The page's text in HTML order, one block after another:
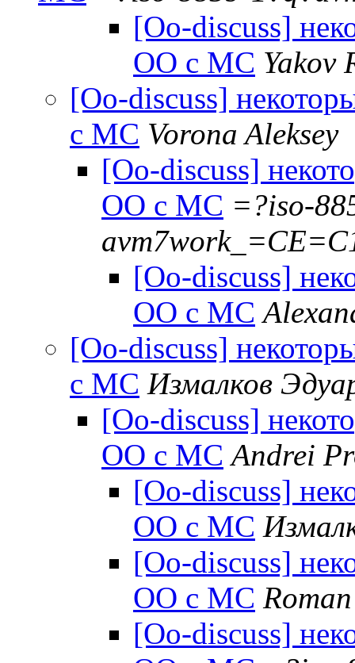
[Oo-discuss]
ОО с МС Yakov
[Oo-discuss]
с МС Vorona Aleksey
[Oo-discuss]
ОО с МС =?iso-
[Oo-discuss]
ОО с МС
[Oo-discuss]
с МС Измалков
[Oo-discuss]
ОО с МС Andrei
[Oo-discuss]
ОО с МС
[Oo-discuss]
ОО с МС Roman
[Oo-discuss]